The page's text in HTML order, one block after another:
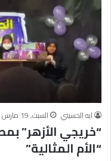
ايه الحسيني
السبت, 19 مارس 2022
“خريجي الأزهر”
“الأم المثالية”